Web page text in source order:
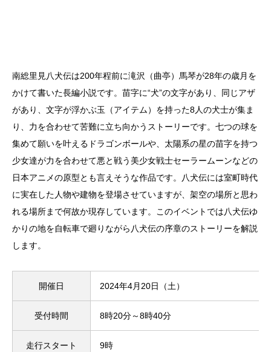
南総里見八犬伝は200年程前に滝沢（曲亭）馬琴が28年の歳月を
かけて書いた長編小説です。苗字に“犬”の文字があり、同じアザ
があり、文字が浮かぶ玉（アイテム）を持った8人の犬士が集ま
り、力を合わせて苦難に立ち向かうストーリーです。七つの球を
集めて願いを叶えるドラゴンボールや、太陽系の星の苗字を持つ
少女達が力を合わせて悪と戦う美少女戦士セーラームーンなどの
日本アニメの原型とも言えそうな作品です。八犬伝には室町時代
に実在した人物や建物を登場させていますが、架空の場所と思わ
れる場所まで何故か現存しています。このイベントでは八犬伝ゆ
かりの地を自転車で廻りながら八犬伝の序章のストーリーを解説
します。
開催日 2024年4月20日（土）
受付時間 8時20分～8時40分
走行スタート 9時